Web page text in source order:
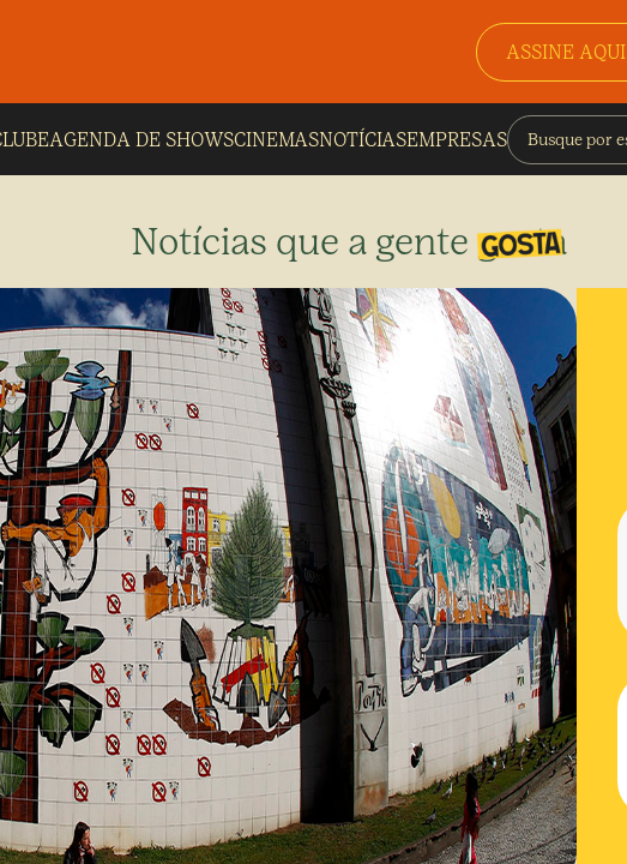
ASSINE AQUI
AGENDA DE SHOWSCINEMASNOTÍCIASEMPRESAS
Notícias que a gente gosta